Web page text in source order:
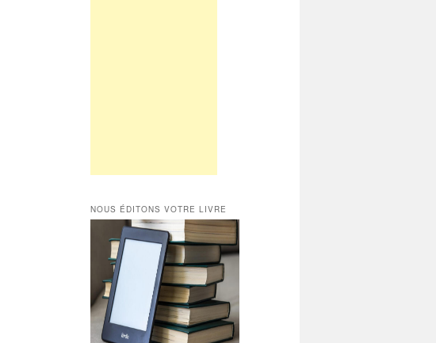
NOUS ÉDITONS VOTRE LIVRE